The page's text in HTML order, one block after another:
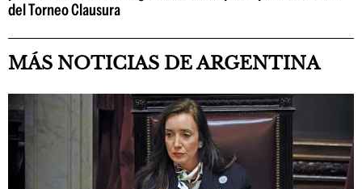
del Torneo Clausura
MÁS NOTICIAS DE ARGENTINA